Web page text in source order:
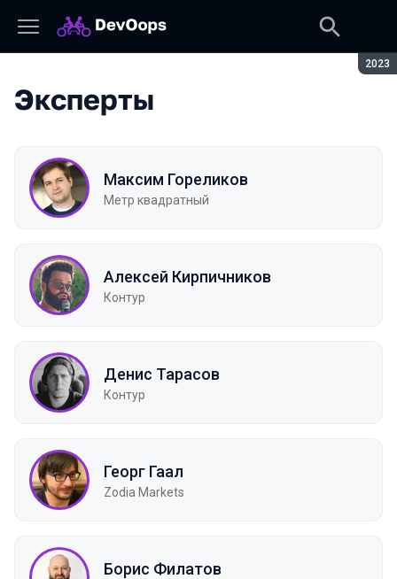
2023
Эксперты
Максим Гореликов
Метр квадратный
Алексей Кирпичников
Контур
Денис Тарасов
Контур
Георг Гаал
Zodia Markets
Борис Филатов